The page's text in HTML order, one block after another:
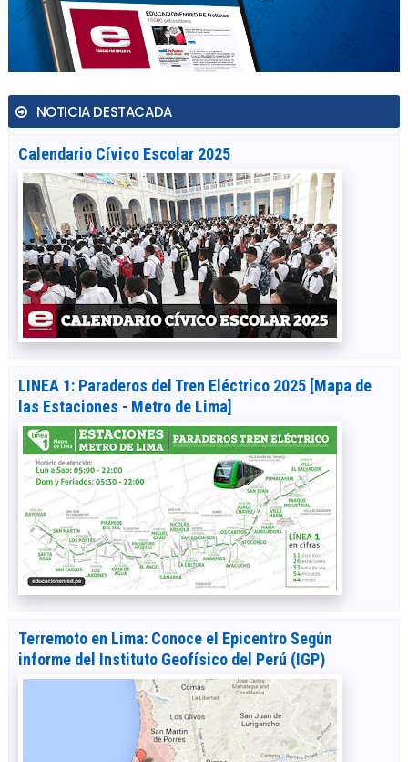
NOTICIA DESTACADA
Calendario Cívico Escolar 2025
LINEA 1: Paraderos del Tren Eléctrico 2025 [Mapa de
las Estaciones - Metro de Lima]
Terremoto en Lima: Conoce el Epicentro Según
informe del Instituto Geofísico del Perú (IGP)